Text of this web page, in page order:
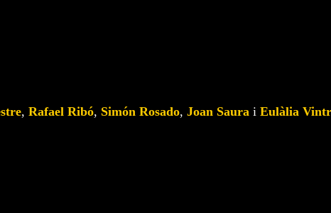
, Rafael Ribó, Simón Rosado, Joan Saura i Eulàlia